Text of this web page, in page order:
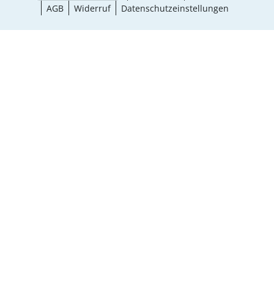
AGB
Widerruf Datenschutzeinstellungen